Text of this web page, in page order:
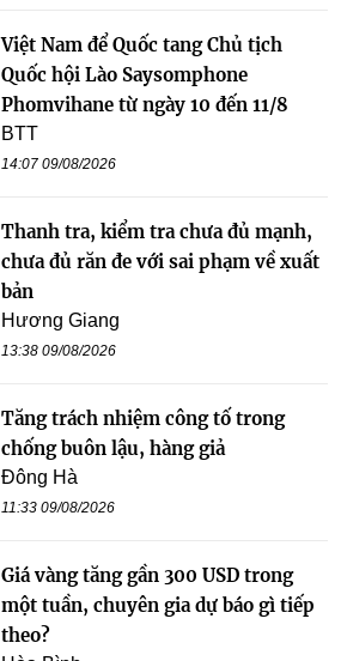
Việt Nam để Quốc tang Chủ tịch
Quốc hội Lào Saysomphone
Phomvihane từ ngày 10 đến 11/8
BTT
14:07 09/08/2026
Thanh tra, kiểm tra chưa đủ mạnh,
chưa đủ răn đe với sai phạm về xuất
bản
Hương Giang
13:38 09/08/2026
Tăng trách nhiệm công tố trong
chống buôn lậu, hàng giả
Đông Hà
11:33 09/08/2026
Giá vàng tăng gần 300 USD trong
một tuần, chuyên gia dự báo gì tiếp
theo?